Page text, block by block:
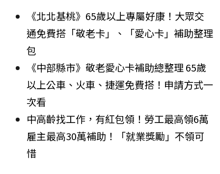
《北北基桃》65歲以上專屬好康！大眾交
通免費搭「敬老卡」、「愛心卡」補助整理
包
《中部縣市》敬老愛心卡補助總整理 65歲
以上公車、火車、捷運免費搭！申請方式一
次看
中高齡找工作，有紅包領！勞工最高領6萬
雇主最高30萬補助！「就業獎勵」不領可
惜